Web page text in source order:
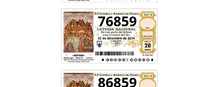
76859
86859